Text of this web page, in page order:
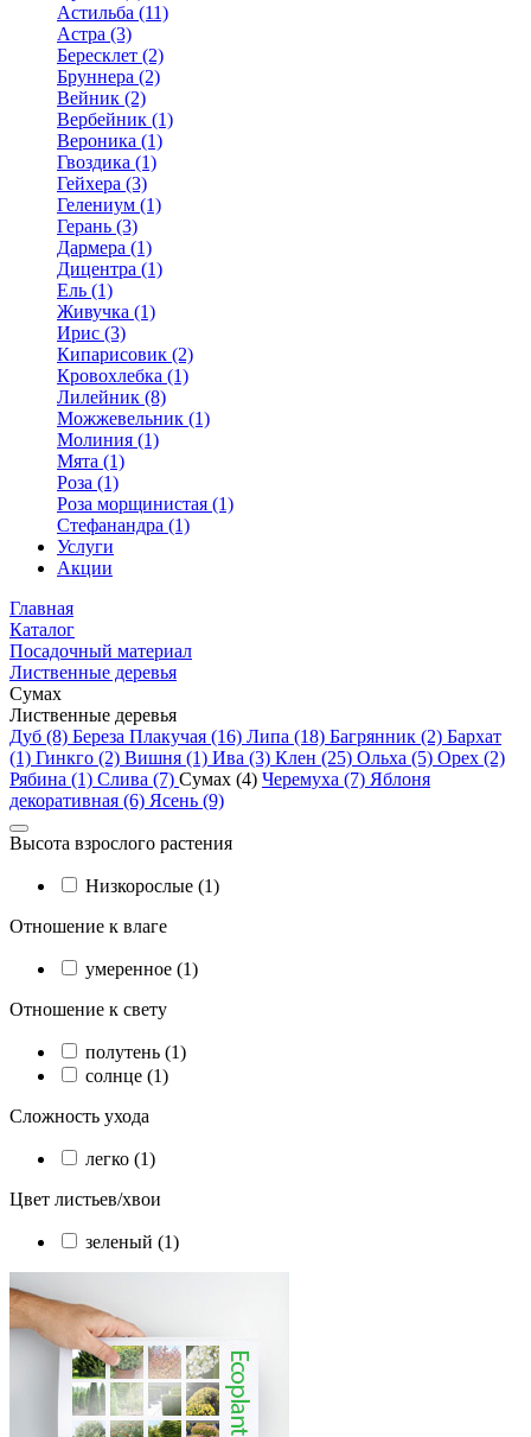
Астильба (11)
Астра (3)
Бересклет (2)
Бруннера (2)
Вейник (2)
Вербейник (1)
Вероника (1)
Гвоздика (1)
Гейхера (3)
Гелениум (1)
Герань (3)
Дармера (1)
Дицентра (1)
Ель (1)
Живучка (1)
Ирис (3)
Кипарисовик (2)
Кровохлебка (1)
Лилейник (8)
Можжевельник (1)
Молиния (1)
Мята (1)
Роза (1)
Роза морщинистая (1)
Стефанандра (1)
Услуги
Акции
Главная
Каталог
Посадочный материал
Лиственные деревья
Сумах
Лиственные деревья
Дуб (8) Береза Плакучая (16) Липа (18) Багрянник (2) Бархат
(1) Гинкго (2) Вишня (1) Ива (3) Клен (25) Ольха (5) Орех (2)
Рябина (1) Слива (7) Сумах (4) Черемуха (7) Яблоня
декоративная (6) Ясень (9)
Высота взрослого растения
Низкорослые (1)
Отношение к влаге
умеренное (1)
Отношение к свету
полутень (1)
солнце (1)
Сложность ухода
легко (1)
Цвет листьев/хвои
зеленый (1)